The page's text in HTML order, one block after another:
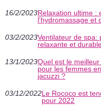
16/2/2023Relaxation ultime :
l'hydromassage et
03/2/2023Ventilateur de spa:
relaxante et
13/1/2023Quel est le
pour les femmes
jacuzzi ?
03/12/2022Le Rococo est
pour 2022